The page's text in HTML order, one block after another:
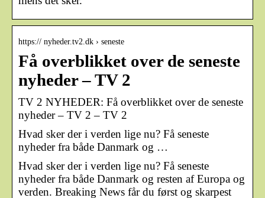
https:// nyheder.tv2.dk › seneste
Få overblikket over de seneste
nyheder – TV 2
TV 2 NYHEDER: Få overblikket over de seneste
nyheder – TV 2 – TV 2
Hvad sker der i verden lige nu? Få seneste
nyheder fra både Danmark og …
Hvad sker der i verden lige nu? Få seneste
nyheder fra både Danmark og resten af Europa og
verden. Breaking News får du først og skarpest